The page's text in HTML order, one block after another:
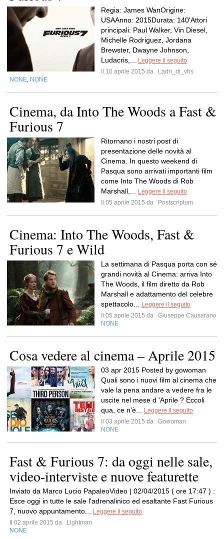
Regia: James WanOrigine:
USAAnno: 2015Durata: 140'Attori
principali: Paul Walker, Vin Diesel,
Michelle Rodriguez, Jordana
Brewster, Dwayne Johnson,
Ludacris,...
Leggere il seguito
Il 10 aprile 2015 da
Ladri_di_vhs
NONE NONE
Cinema, da Into The Woods a Fast &
Furious 7
Ritornano i nostri post di
presentazione delle novità al
Cinema. In questo weekend di
Pasqua sono arrivati importanti film
come Into The Woods di Rob
Marshall,...
Leggere il seguito
Il 05 aprile 2015 da
Postscriptum
Cinema: Into The Woods, Fast &
Furious 7 e Wild
La settimana di Pasqua porta con sé
grandi novità al Cinema: arriva Into
The Woods, il film diretto da Rob
Marshall e adattamento del celebre
spettacolo...
Leggere il seguito
Il 05 aprile 2015 da
Giuseppe Causarano
NONE
Cosa vedere al cinema – Aprile 2015
03 apr 2015 Posted by gowoman
Quali sono i nuovi film al cinema che
vale la pena andare a vedere fra le
uscite nel mese d 'Aprile ? Eccoli
qua, ce n'è...
Leggere il seguito
Il 03 aprile 2015 da
Gowoman
NONE
Fast & Furious 7: da oggi nelle sale,
video-interviste e nuove featurette
Inviato da Marco Lucio PapaleoVideo | 02/04/2015 ( ore 17:47 ) :
Esce oggi in tutte le sale l'adrenalinico ed esaltante Fast Furious
7, nuovo appuntamento...
Leggere il seguito
Il 02 aprile 2015 da
Lightman
NONE